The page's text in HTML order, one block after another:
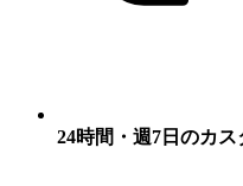
24時間・週7日のカス